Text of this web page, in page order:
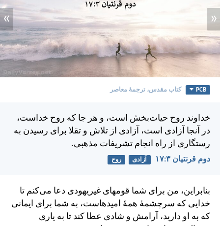
«
»
PCB کتاب مقدس، ترجمۀ معاصر
خداوند روح حيات‌بخش است، و هر جا كه روح خداست،
در آنجا آزادی است، آزادی از تلاش و تقلا برای رسيدن به
رستگاری از راه انجام تشريفات مذهبی.
دوم قرنتیان ۳:‏۱۷ آزادی روح
بنابراين، من برای شما قومهای غيريهودی دعا می‌كنم تا
خدايی كه سرچشمهٔ همهٔ اميدهاست، به شما برای ايمانی
كه به او داريد، آرامش و شادی عطا كند تا به ياری